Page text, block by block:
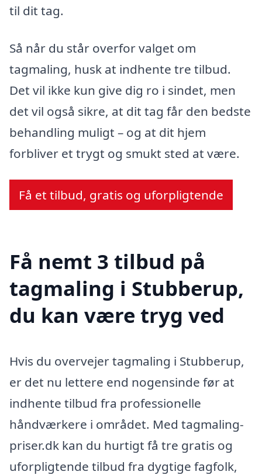
til dit tag.
Så når du står overfor valget om
tagmaling, husk at indhente tre tilbud.
Det vil ikke kun give dig ro i sindet, men
det vil også sikre, at dit tag får den bedste
behandling muligt – og at dit hjem
forbliver et trygt og smukt sted at være.
Få et tilbud, gratis og uforpligtende
Få nemt 3 tilbud på
tagmaling i Stubberup,
du kan være tryg ved
Hvis du overvejer tagmaling i Stubberup,
er det nu lettere end nogensinde før at
indhente tilbud fra professionelle
håndværkere i området. Med tagmaling-
priser.dk kan du hurtigt få tre gratis og
uforpligtende tilbud fra dygtige fagfolk,